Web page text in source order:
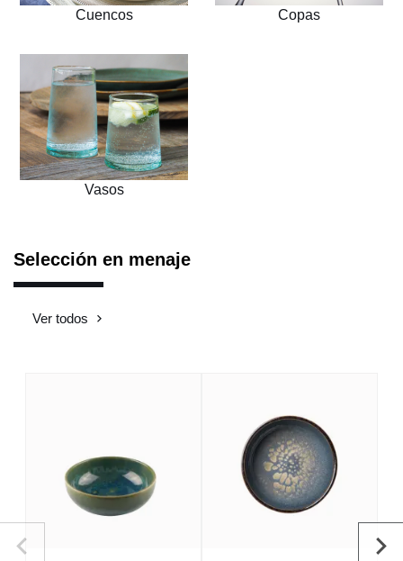
Cuencos Copas
Vasos
Selección en menaje
Ver todos